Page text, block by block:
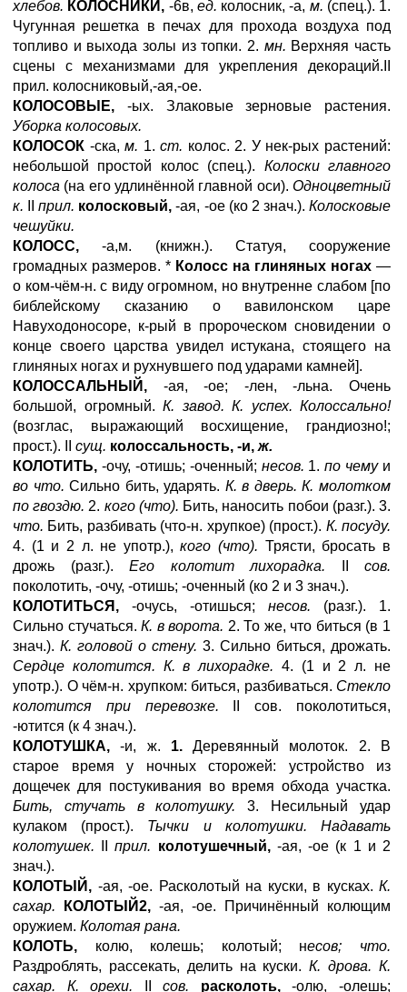
хлебов. КОЛОСНИКИ, -6в, ед. колосник, -а, м. (спец.). 1.
Чугунная решетка в печах для прохода воздуха под
топливо и выхода золы из топки. 2. мн. Верхняя часть
сцены с механизмами для укрепления декораций.II
прил. колосниковый,-ая,-ое.
КОЛОСОВЫЕ, -ых. Злаковые зерновые растения.
Уборка колосовых.
КОЛОСОК -ска,м. 1.cm. колос. 2. У нек-рых растений:
небольшой простой колос (спец.). Колоски главного
колоса (на его удлинённой главной оси). Одноцветный
к.
IIприл. колосковый, -ая, -ое (ко 2 знач.).Колосковые
чешуйки.
КОЛОСС, -а,м. (книжн.). Статуя, сооружение
громадных размеров. * Колосс на глиняных ногах —
о ком-чём-н. с виду огромном, но внутренне слабом [по
библейскому сказанию о вавилонском царе
Навуходоносоре, к-рый в пророческом сновидении о
конце своего царства увидел истукана, стоящего на
глиняных ногах и рухнувшего под ударами камней].
КОЛОССАЛЬНЫЙ, -ая, -ое; -лен, -льна. Очень
большой, огромный. К. завод. К. успех. Колоссально!
(возглас, выражающий восхищение, грандиозно!;
прост.). II сущ. колоссальность, -и, ж.
КОЛОТИТЬ, -очу, -отишь; -оченный; несов. 1.по чемуи
во что. Сильно бить, ударять. К. в дверь. К. молотком
по гвоздю. 2. кого (что). Бить, наносить побои (разг.). 3.
что. Бить, разбивать (что-н. хрупкое) (прост.). К. посуду.
4. (1 и 2 л. не употр.),кого (что). Трясти, бросать в
дрожь (разг.). Его колотит лихорадка.
сов.
поколотить, -очу, -отишь; -оченный (ко 2 и 3 знач.).
КОЛОТИТЬСЯ, -очусь, -отишься; несов. (разг.). 1.
Сильно стучаться.К. в ворота. 2. То же, что биться (в 1
знач.). К. головой о стену. 3. Сильно биться, дрожать.
Сердце колотится. К. в лихорадке. 4. (1 и 2 л. не
употр.). О чём-н. хрупком: биться, разбиваться. Стекло
колотится при перевозке.
II сов. поколотиться,
-ютится (к 4 знач.).
КОЛОТУШКА, -и, ж. 1.Деревянный молоток. 2. В
старое время у ночных сторожей: устройство из
дощечек для постукивания во время обхода участка.
Бить, стучать в колотушку. 3. Несильный удар
кулаком (прост.). Тычки и колотушки. Надавать
колотушек. IIприл. колотушечный,-ая, -ое (к 1 и 2
знач.).
КОЛОТЫЙ, -ая, -ое. Расколотый на куски, в кусках. К.
сахар.
КОЛОТЫЙ2, -ая, -ое. Причинённый колющим
оружием. Колотая рана.
КОЛОТЬ, колю, колешь; колотый; несов;
что.
Раздроблять, рассекать, делить на куски.К. дрова. К.
сахар. К. орехи. IIсов. расколоть,-олю, -олешь;